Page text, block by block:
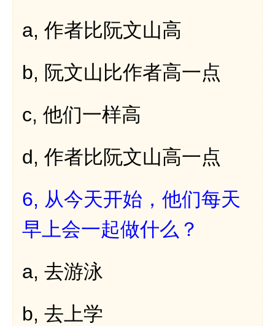
a, 作者比阮文山高
b, 阮文山比作者高一点
c, 他们一样高
d, 作者比阮文山高一点
6, 从今天开始，他们每天
早上会一起做什么？
a, 去游泳
b, 去上学